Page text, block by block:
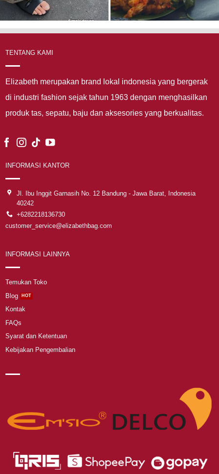
TENTANG KAMI
Elizabeth merupakan brand lokal indonesia yang bergerak
di industri fashion sejak tahun 1963 dengan menghasilkan
produk tas, sepatu, baju dan aksesories yang berkualitas.
INFORMASI KANTOR
Jl. Ibu Inggit Garnasih No. 12 Bandung - Jawa Barat, Indonesia
40242
+6282218136730
customer_service@elizabethbag.com
INFORMASI LAINNYA
Temukan Toko
Blog
Kontak
FAQs
Syarat dan Ketentuan
Kebijakan Pengembalian